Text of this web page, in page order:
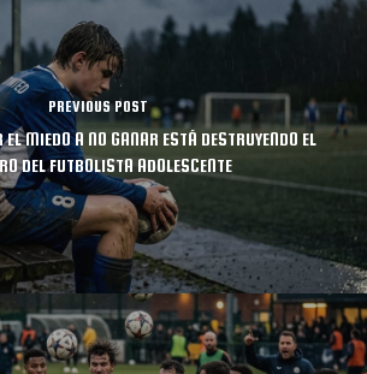
PREVIOUS POST
EL MIEDO A NO GANAR ESTÁ DESTRUYENDO EL
DEL FUTBOLISTA ADOLESCENTE